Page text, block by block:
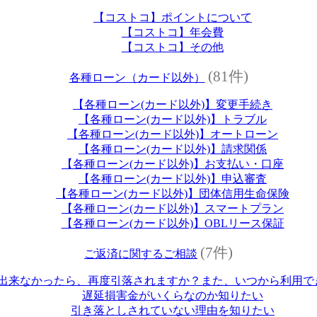
【コストコ】ポイントについて
【コストコ】年会費
【コストコ】その他
各種ローン（カード以外） (81件)
【各種ローン(カード以外)】変更手続き
【各種ローン(カード以外)】トラブル
【各種ローン(カード以外)】オートローン
【各種ローン(カード以外)】請求関係
【各種ローン(カード以外)】お支払い・口座
【各種ローン(カード以外)】申込審査
【各種ローン(カード以外)】団体信用生命保険
【各種ローン(カード以外)】スマートプラン
【各種ローン(カード以外)】OBLリース保証
ご返済に関するご相談 (7件)
来なかったら、再度引落されますか？また、いつから利用
遅延損害金がいくらなのか知りたい
引き落としされていない理由を知りたい